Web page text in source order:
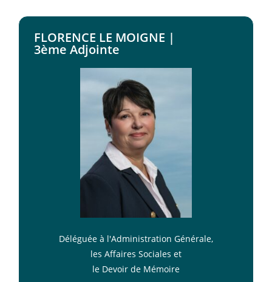
FLORENCE LE MOIGNE |
3ème Adjointe
Déléguée à l'Administration Générale,
les Affaires Sociales et
le Devoir de Mémoire